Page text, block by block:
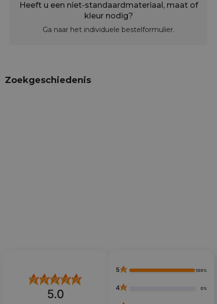
Heeft u een niet-standaardmateriaal, maat of
kleur nodig?
Ga naar het individuele bestelformulier.
Zoekgeschiedenis
5.0
5 100%
4 0%